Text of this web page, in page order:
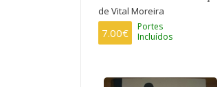
de Vital Moreira
7.00€
Portes
Incluídos